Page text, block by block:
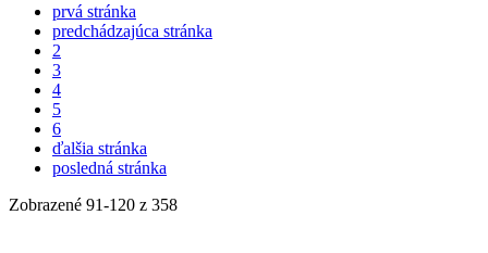
prvá stránka
predchádzajúca stránka
2
3
4
5
6
ďalšia stránka
posledná stránka
Zobrazené 91-120 z 358